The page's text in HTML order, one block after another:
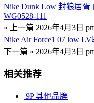
Nike Dunk Low 封狼居胥
WG0528-111
« 上一篇 2026年4月3日
Nike Air Force1 07 low
下一篇 » 2026年4月3日
相关推荐
9P 其他品牌